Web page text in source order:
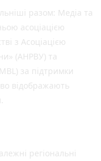
разом: Медіа та
асоціацією
з Асоціацією
(АНРВУ) та
за підтримки
відображають
регіональні